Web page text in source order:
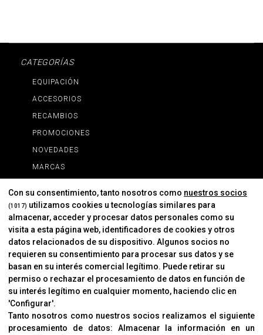
CATEGORÍAS
EQUIPACIÓN
ACCESORIOS
RECAMBIOS
PROMOCIONES
NOVEDADES
MARCAS
INFORMACIÓN
Contacto
Cambios Y Devoluciones
CORVER
Aviso Legal
Sobre Nosotros
Con su consentimiento, tanto nosotros como nuestros socios
(1017) utilizamos cookies u tecnologías similares para
almacenar, acceder y procesar datos personales como su
visita a esta página web, identificadores de cookies y otros
datos relacionados de su dispositivo. Algunos socios no
requieren su consentimiento para procesar sus datos y se
basan en su interés comercial legítimo. Puede retirar su
permiso o rechazar el procesamiento de datos en función de
su interés legítimo en cualquier momento, haciendo clic en
'Configurar'.
Tanto nosotros como nuestros socios realizamos el siguiente
procesamiento de datos: Almacenar la información en un